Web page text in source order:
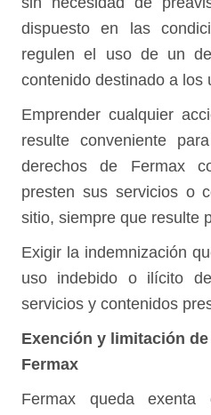
dispuesto en las
regulen el uso de un
contenido destinado a los
Emprender cualquier
resulte conveniente
derechos de Fermax
presten sus servicios o
sitio, siempre que resulte
Exigir la indemnización
uso indebido o ilícito
servicios y contenidos
Exención y limitación
Fermax
Fermax queda